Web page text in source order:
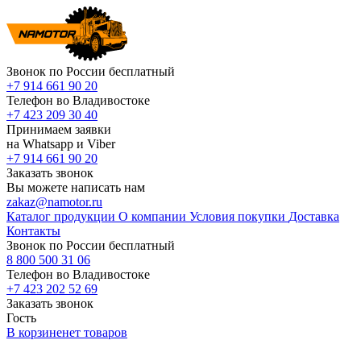
Звонок по России бесплатный
+7 914 661 90 20
Телефон во Владивостоке
+7 423 209 30 40
Принимаем заявки
на Whatsapp и Viber
+7 914 661 90 20
Заказать звонок
Вы можете написать нам
zakaz@namotor.ru
Каталог продукции О компании Условия покупки Доставка
Контакты
Звонок по России бесплатный
8 800 500 31 06
Телефон во Владивостоке
+7 423 202 52 69
Заказать звонок
Гость
В корзиненет товаров